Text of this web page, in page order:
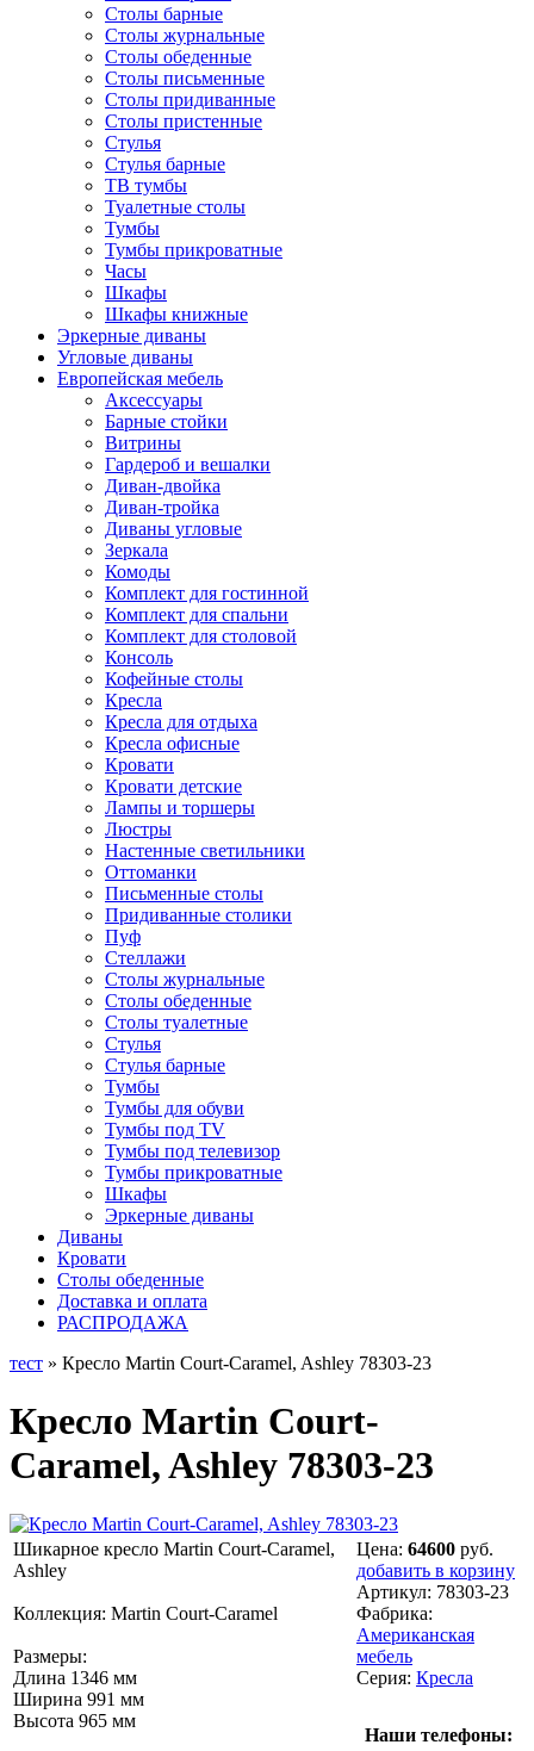
Столы барные
Столы журнальные
Столы обеденные
Столы письменные
Столы придиванные
Столы пристенные
Стулья
Стулья барные
ТВ тумбы
Туалетные столы
Тумбы
Тумбы прикроватные
Часы
Шкафы
Шкафы книжные
Эркерные диваны
Угловые диваны
Европейская мебель
Аксессуары
Барные стойки
Витрины
Гардероб и вешалки
Диван-двойка
Диван-тройка
Диваны угловые
Зеркала
Комоды
Комплект для гостинной
Комплект для спальни
Комплект для столовой
Консоль
Кофейные столы
Кресла
Кресла для отдыха
Кресла офисные
Кровати
Кровати детские
Лампы и торшеры
Люстры
Настенные светильники
Оттоманки
Письменные столы
Придиванные столики
Пуф
Стеллажи
Столы журнальные
Столы обеденные
Столы туалетные
Стулья
Стулья барные
Тумбы
Тумбы для обуви
Тумбы под TV
Тумбы под телевизор
Тумбы прикроватные
Шкафы
Эркерные диваны
Диваны
Кровати
Столы обеденные
Доставка и оплата
РАСПРОДАЖА
тест » Кресло Martin Court-Caramel, Ashley 78303-23
Кресло Martin Court-
Caramel, Ashley 78303-23
Шикарное кресло Martin Court-Caramel,
Ashley
Коллекция: Martin Court-Caramel
Размеры:
Длина 1346 мм
Ширина 991 мм
Высота 965 мм
Цена: 64600 руб.
добавить в корзину
Артикул: 78303-23
Фабрика:
Американская
мебель
Серия: Кресла
Наши телефоны: